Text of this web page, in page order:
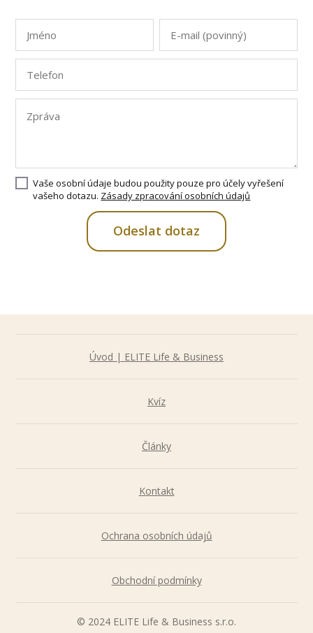
Vaše osobní údaje budou použity pouze pro účely vyřešení
vašeho dotazu. Zásady zpracování osobních údajů
Odeslat dotaz
Úvod | ELITE Life & Business
Kvíz
Články
Kontakt
Ochrana osobních údajů
Obchodní podmínky
© 2024 ELITE Life & Business s.r.o.